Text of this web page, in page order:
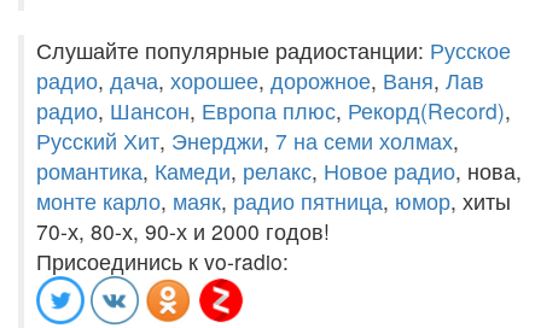
Слушайте популярные радиостанции: Русское
радио, дача, хорошее, дорожное, Ваня, Лав
радио, Шансон, Европа плюс, Рекорд(Record),
Русский Хит, Энерджи, 7 на семи холмах,
романтика, Камеди, релакс, Новое радио, нова,
монте карло, маяк, радио пятница, юмор, хиты
70-х, 80-х, 90-х и 2000 годов!
Присоединись к vo-radio: